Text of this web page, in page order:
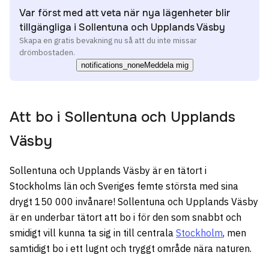
Var först med att veta när nya lägenheter blir
tillgängliga i Sollentuna och Upplands Väsby
Skapa en gratis bevakning nu så att du inte missar
drömbostaden.
notifications_noneMeddela mig
Att bo i Sollentuna och Upplands
Väsby
Sollentuna och Upplands Väsby är en tätort i
Stockholms län och Sveriges femte största med sina
drygt 150 000 invånare! Sollentuna och Upplands Väsby
är en underbar tätort att bo i för den som snabbt och
smidigt vill kunna ta sig in till centrala Stockholm, men
samtidigt bo i ett lugnt och tryggt område nära naturen.